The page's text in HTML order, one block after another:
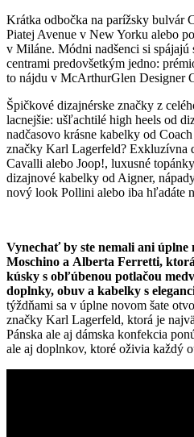
Krátka odbočka na parížsky bulvár
Piatej Avenue v New Yorku alebo
v Miláne. Módni nadšenci si spájajú
centrami predovšetkým jedno:
to nájdu v McArthurGlen Designer
Špičkové dizajnérske značky z
lacnejšie: ušľachtilé high heels od
nadčasovo krásne kabelky od
značky Karl Lagerfeld? Exkluzívna
Cavalli alebo Joop!, luxusné
dizajnové kabelky od Aigner,
nový look Pollini alebo iba hľadáte
Vynechať by ste nemali ani
Moschino a Alberta Ferretti,
kúsky s obľúbenou potlačou
doplnky, obuv a kabelky s
týždňami sa v úplne novom šate
značky Karl Lagerfeld, ktorá je
Pánska ale aj dámska konfekcia
ale aj doplnkov, ktoré oživia každý